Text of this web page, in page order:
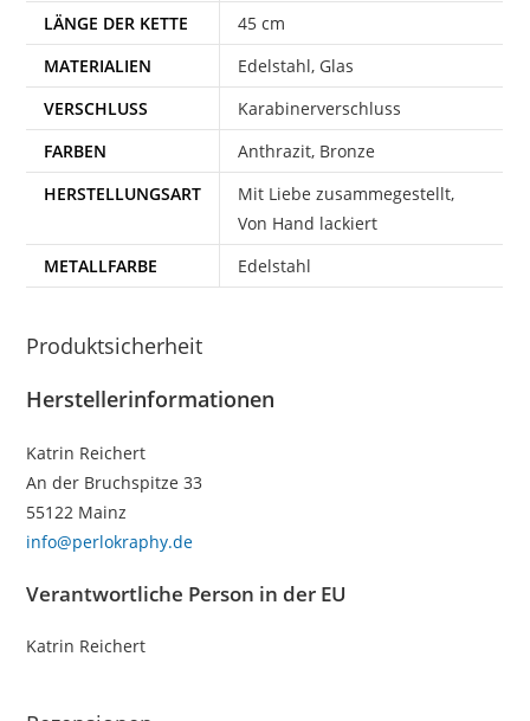
LÄNGE DER KETTE
45 cm
MATERIALIEN
Edelstahl, Glas
VERSCHLUSS
Karabinerverschluss
FARBEN
Anthrazit, Bronze
HERSTELLUNGSART
Mit Liebe zusammegestellt,
Von Hand lackiert
METALLFARBE
Edelstahl
Produktsicherheit
Herstellerinformationen
Katrin Reichert
An der Bruchspitze 33
55122 Mainz
info@perlokraphy.de
Verantwortliche Person in der EU
Katrin Reichert